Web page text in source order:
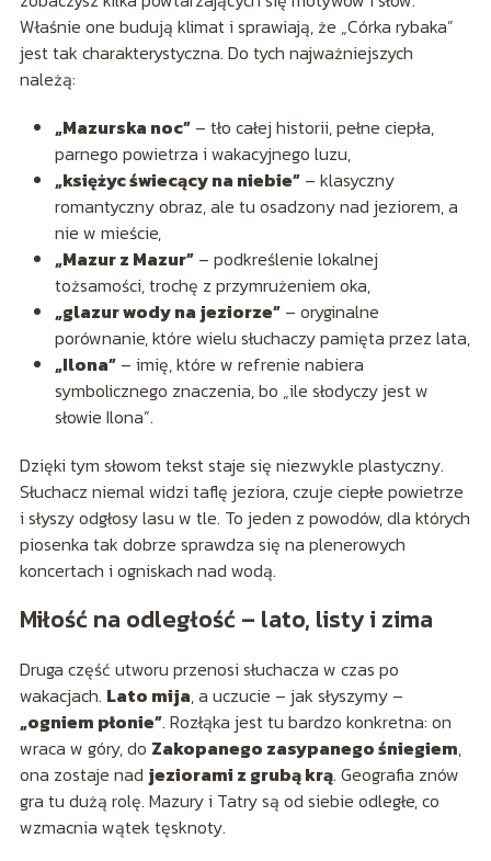
Właśnie one budują klimat i sprawiają, że „Córka rybaka”
jest tak charakterystyczna. Do tych najważniejszych
należą:
„Mazurska noc”– tło całej historii, pełne ciepła,
parnego powietrza i wakacyjnego luzu,
„księżyc świecący na niebie”– klasyczny
romantyczny obraz, ale tu osadzony nad jeziorem, a
nie w mieście,
„Mazur z Mazur”– podkreślenie lokalnej
tożsamości, trochę z przymrużeniem oka,
„glazur wody na jeziorze”– oryginalne
porównanie, które wielu słuchaczy pamięta przez lata,
„Ilona”– imię, które w refrenie nabiera
symbolicznego znaczenia, bo „ile słodyczy jest w
słowie Ilona”.
Dzięki tym słowom tekst staje się niezwykle plastyczny.
Słuchacz niemal widzi taflę jeziora, czuje ciepłe powietrze
i słyszy odgłosy lasu w tle. To jeden z powodów, dla których
piosenka tak dobrze sprawdza się na plenerowych
koncertach i ogniskach nad wodą.
Miłość na odległość – lato, listy i zima
Druga część utworu przenosi słuchacza w czas po
wakacjach. Lato mija, a uczucie – jak słyszymy –
„ogniem płonie”. Rozłąka jest tu bardzo konkretna: on
wraca w góry, do Zakopanego zasypanego śniegiem,
ona zostaje nad jeziorami z grubą krą. Geografia znów
gra tu dużą rolę. Mazury i Tatry są od siebie odległe, co
wzmacnia wątek tęsknoty.